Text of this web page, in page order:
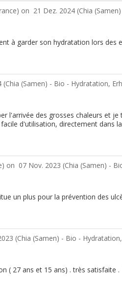
on 21 Dez. 2024 (Chia
à garder son hydratation lors des
(Chia (Samen) - Bio - Hydratation,
l'arrivée des grosses chaleurs et
d'utilisation, directement dans
on 07 Nov. 2023 (Chia (Samen) -
un plus pour la prévention des
(Chia (Samen) - Bio -
( 27 ans et 15 ans) . très satisfaite .